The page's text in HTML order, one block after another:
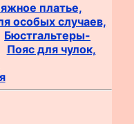
платье,
особых случаев,
Бюстгальтеры-
Пояс для чулок,